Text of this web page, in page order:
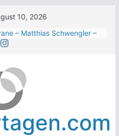
10, 2026
– Matthias Schwengler –
Trout Band beim Winterbach
2026
Brothers beim
Zeltspektakel 2026
Michel Jarre bei den jazz open
auf der Piazza Roma 2026